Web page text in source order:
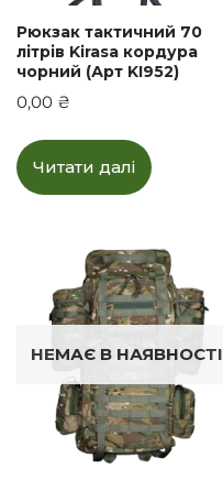
Рюкзак тактичний 70
літрів Kirasa кордура
чорний (Арт KI952)
0,00 ₴
Читати далі
НЕМАЄ В НАЯВНОСТІ